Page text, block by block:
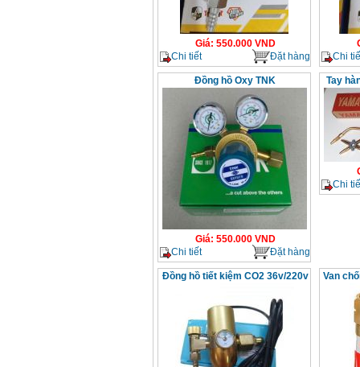
Giá: 550.000VND
Chi tiết
Đặt hàng
Chi
Đồng hồ Oxy TNK
Giá: 550.000VND
Chi tiết
Đặt hàng
Tay
Chi
Đồng hồ tiết kiệm CO2 36v/220v Van